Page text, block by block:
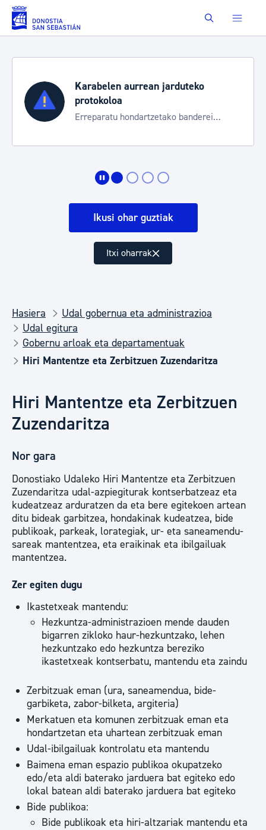
Eduki nagusira joan Buscar
Karabelen aurrean jarduteko
protokoloa
Erreparatu hondartzetako banderei
Ikusi ohar guztiak
Itxi oharrak
Hasiera
Udal gobernua eta administrazioa
Udal egitura
Gobernu arloak eta departamentuak
Hiri Mantentze eta Zerbitzuen Zuzendaritza
Hiri Mantentze eta Zerbitzuen
Zuzendaritza
Nor gara
Donostiako Udaleko Hiri Mantentze eta Zerbitzuen
Zuzendaritza udal-azpiegiturak kontserbatzeaz eta
kudeatzeaz arduratzen da eta bere egitekoen artean
ditu bideak garbitzea, hondakinak kudeatzea, bide
publikoak, parkeak, lorategiak, ur- eta saneamendu-
sareak mantentzea, eta eraikinak eta ibilgailuak
mantentzea.
Zer egiten dugu
Ikastetxeak mantendu:
Hezkuntza-administrazioen mende dauden
bigarren zikloko haur-hezkuntzako, lehen
hezkuntzako edo hezkuntza bereziko
ikastetxeak kontserbatu, mantendu eta zaindu
Zerbitzuak eman (ura, saneamendua, bide-
garbiketa, zabor-bilketa, argiteria)
Merkatuen eta komunen zerbitzuak eman eta
hondartzetan eta uhartean zerbitzuak eman
Udal-ibilgailuak kontrolatu eta mantendu
Baimena eman espazio publikoa okupatzeko
edo/eta aldi baterako jarduera bat egiteko edo
lokal batean aldi baterako jarduera bat egiteko
Bide publikoa:
Bide publikoak eta hiri-altzariak mantendu eta